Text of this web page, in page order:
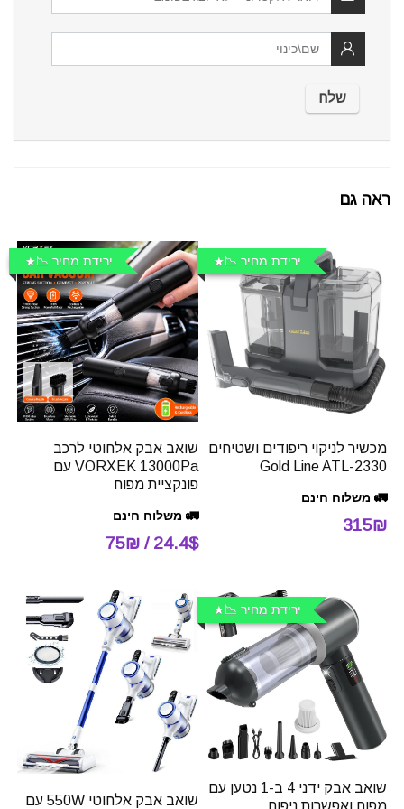
ראה גם
ירידת מחיר 📉
מכשיר לניקוי ריפודים ושטיחים
Gold Line ATL-2330
🚛 משלוח חינם
315₪
ירידת מחיר 📉
שואב אבק אלחוטי לרכב
VORXEK 13000Pa עם
פונקציית מפוח
🚛 משלוח חינם
24.4$ / 75₪
ירידת מחיר 📉
שואב אבק ידני 4 ב-1 נטען עם
שואב אבק אלחוטי 550W עם